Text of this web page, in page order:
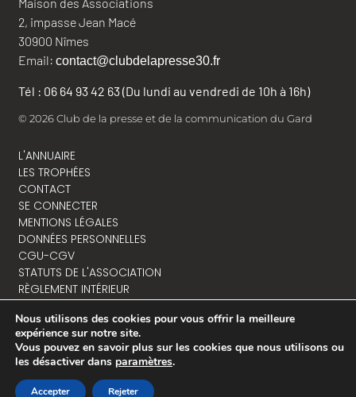
2, impasse Jean Macé
30900 Nîmes
Email: contact@clubdelapresse30.fr
Tél : 06 64 93 42 63 (Du lundi au vendredi de 10h à 16h)
© 2026 Club de la presse et de la communication du Gard
L'ANNUAIRE
LES TROPHÉES
CONTACT
SE CONNECTER
MENTIONS LÉGALES
DONNÉES PERSONNELLES
CGU-CGV
STATUTS DE L'ASSOCIATION
RÈGLEMENT INTÉRIEUR
NOUS CONTACTER
Nous utilisons des cookies pour vous offrir la meilleure
expérience sur notre site.
Vous pouvez en savoir plus sur les cookies que nous utilisons ou
les désactiver dans paramètres.
Accepter Rejeter